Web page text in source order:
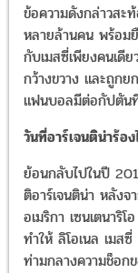
ข้อความดังกล่าวสะ
หลายล้านคน พร้อม
กับเมสซี่เพียงคนเดี
กว้างขวาง และถูก
แฟนบอลมีต่อกัปตัน
วันที่อาร์เจนติน่าร้อ
ย้อนกลับไปในปี
ติอาร์เจนติน่า หลัง
อเมริกา เซนเตนาริ
ทำให้ ลิโอเนล เมส
ท่ามกลางความช็อก